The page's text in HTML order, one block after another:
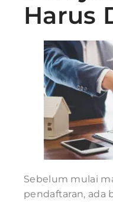
Harus
Sebelum mulai
pendaftaran, ada